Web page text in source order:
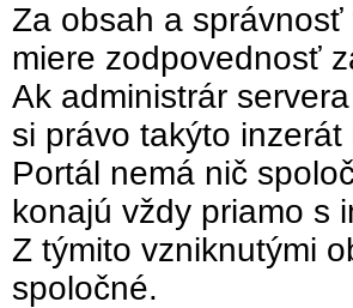
Za obsah a
miere zodpovednosť
Ak administrár
si právo takýto
Portál nemá nič
konajú vždy priamo s
Z týmito vzniknutými
spoločné.